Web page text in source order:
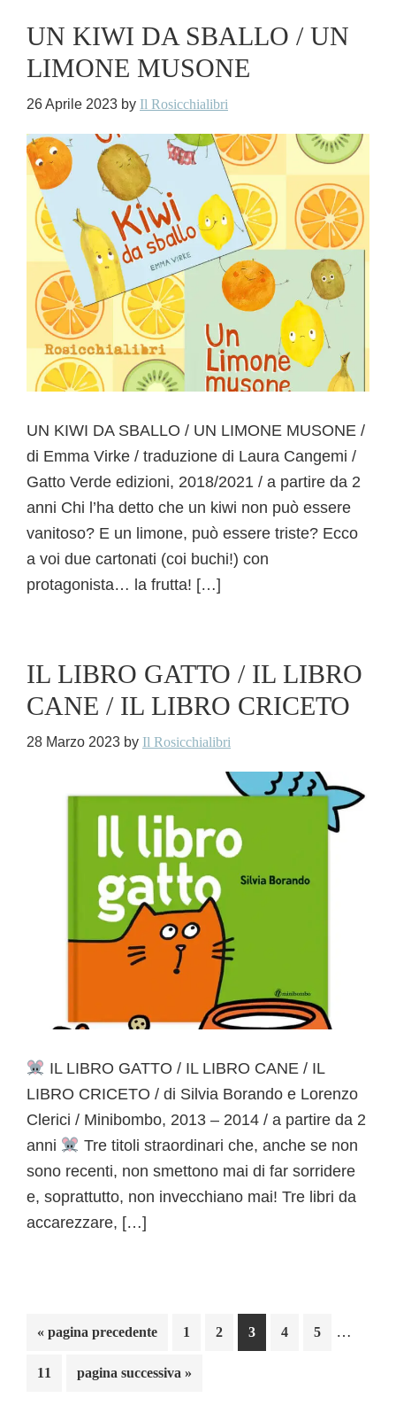
UN KIWI DA SBALLO / UN
LIMONE MUSONE
26 Aprile 2023 by Il Rosicchialibri
UN KIWI DA SBALLO / UN LIMONE MUSONE /
di Emma Virke / traduzione di Laura Cangemi /
Gatto Verde edizioni, 2018/2021 / a partire da 2
anni Chi l’ha detto che un kiwi non può essere
vanitoso? E un limone, può essere triste? Ecco
a voi due cartonati (coi buchi!) con
protagonista… la frutta! […]
IL LIBRO GATTO / IL LIBRO
CANE / IL LIBRO CRICETO
28 Marzo 2023 by Il Rosicchialibri
IL LIBRO GATTO / IL LIBRO CANE / IL
LIBRO CRICETO / di Silvia Borando e Lorenzo
Clerici / Minibombo, 2013 – 2014 / a partire da 2
anni
Tre titoli straordinari che, anche se non
sono recenti, non smettono mai di far sorridere
e, soprattutto, non invecchiano mai! Tre libri da
accarezzare, […]
« Vai
pagina precedente Pagina
1 Pagina
2 Pagina
3 Pagina
4 Pagina
5 …
Pagina
11
Vai
pagina successiva »